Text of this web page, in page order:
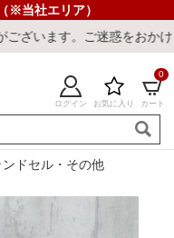
※当社エリア）
迷惑をおかけしまして誠に
ログイン お気に入り カート
0
員登録
歴
ドセル・その他